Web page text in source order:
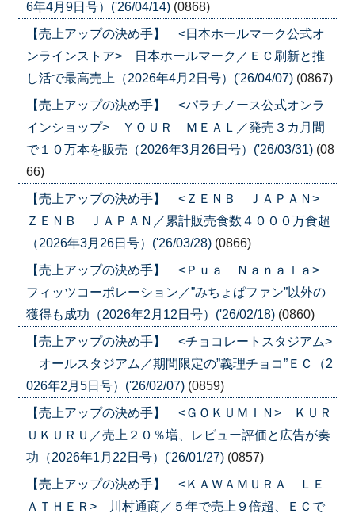
6年4月9日号）('26/04/14) (0868)
【売上アップの決め手】 <日本ホールマーク公式オ
ンラインストア> 日本ホールマーク／ＥＣ刷新と推
し活で最高売上（2026年4月2日号）('26/04/07) (0867)
【売上アップの決め手】 <パラチノース公式オンラ
インショップ> ＹＯＵＲ ＭＥＡＬ／発売３カ月間
で１０万本を販売（2026年3月26日号）('26/03/31) (08
66)
【売上アップの決め手】 <ＺＥＮＢ ＪＡＰＡＮ>
ＺＥＮＢ ＪＡＰＡＮ／累計販売食数４０００万食超
（2026年3月26日号）('26/03/28) (0866)
【売上アップの決め手】 <Ｐｕａ Ｎａｎａｌａ>
フィッツコーポレーション／”みちょぱファン”以外の
獲得も成功（2026年2月12日号）('26/02/18) (0860)
【売上アップの決め手】 <チョコレートスタジアム>
オールスタジアム／期間限定の”義理チョコ”ＥＣ（2
026年2月5日号）('26/02/07) (0859)
【売上アップの決め手】 <ＧＯＫＵＭＩＮ> ＫＵＲ
ＵＫＵＲＵ／売上２０％増、レビュー評価と広告が奏
功（2026年1月22日号）('26/01/27) (0857)
【売上アップの決め手】 <ＫＡＷＡＭＵＲＡ ＬＥ
ＡＴＨＥＲ> 川村通商／５年で売上９倍超、ＥＣで